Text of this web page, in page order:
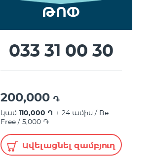
ԹՈՓ
033 31 00 30
200,000 ֏
կամ 110,000 ֏ + 24 ամիս / Be
Free / 5,000 ֏
Ավելացնել զամբյուղ